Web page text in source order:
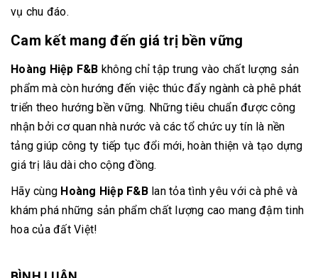
vụ chu đáo.
Cam kết mang đến giá trị bền vững
Hoàng Hiệp F&B không chỉ tập trung vào chất lượng sản
phẩm mà còn hướng đến việc thúc đẩy ngành cà phê phát
triển theo hướng bền vững. Những tiêu chuẩn được công
nhận bởi cơ quan nhà nước và các tổ chức uy tín là nền
tảng giúp công ty tiếp tục đổi mới, hoàn thiện và tạo dựng
giá trị lâu dài cho cộng đồng.
Hãy cùng Hoàng Hiệp F&Blan tỏa tình yêu với cà phê và
khám phá những sản phẩm chất lượng cao mang đậm tinh
hoa của đất Việt!